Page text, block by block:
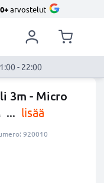
arvostelut
- 22:00
3m - Micro
... lisää
920010